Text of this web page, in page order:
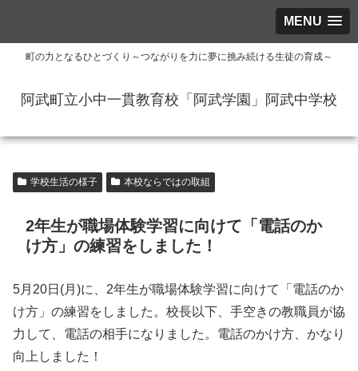
MENU
町の力となるひとづくり～つながりを力に夢に挑み続ける生徒の育成～
阿武町立小中一貫教育校「阿武学園」阿武中学校
学校生活の様子 本校ならではの取組
2年生が職場体験学習に向けて「電話のか
け方」の練習をしました！
5月20日(月)に、2年生が職場体験学習に向けて「電話のか
け方」の練習をしました。校長以下、手空きの教職員が協
力して、電話の相手になりました。電話のかけ方、かなり
向上しました！